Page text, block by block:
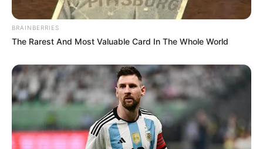
BRAINBERRIES
The Rarest And Most Valuable Card In The Whole World